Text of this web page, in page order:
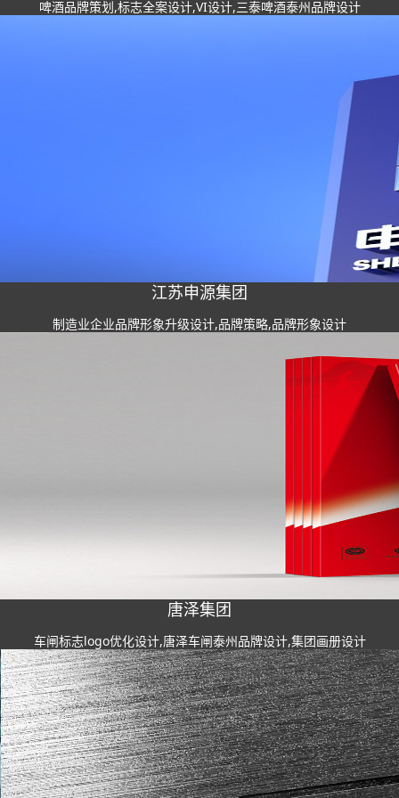
啤酒品牌策划,标志全案设计,VI设计,三泰啤酒泰州品牌设计
江苏申源集团
制造业企业品牌形象升级设计,品牌策略,品牌形象设计
唐泽集团
车闸标志logo优化设计,唐泽车闸泰州品牌设计,集团画册设计